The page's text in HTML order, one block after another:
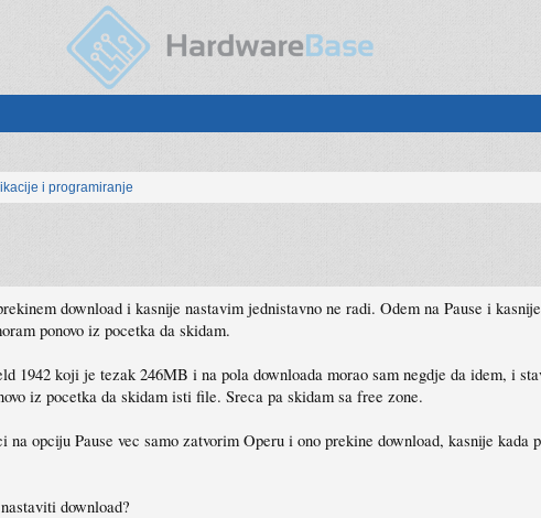
i programiranje
download i kasnije nastavim jednistavno ne radi. Odem na Pause i
ponovo iz pocetka da skidam.
1942 koji je tezak 246MB i na pola downloada morao sam negdje da idem, i
iz pocetka da skidam isti file. Sreca pa skidam sa free zone.
opciju Pause vec samo zatvorim Operu i ono prekine download, kasnije kada
download?